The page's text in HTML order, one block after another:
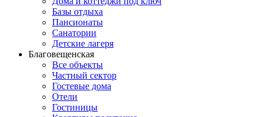
Базы отдыха
Пансионаты
Санатории
Детские лагеря
Благовещенская
Все объекты
Частный сектор
Гостевые дома
Отели
Гостиницы